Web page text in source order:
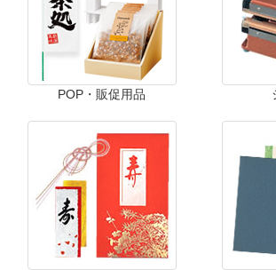
POP・販促用品